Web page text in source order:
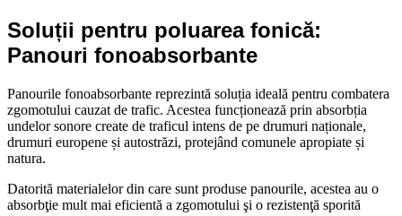
Soluții pentru poluarea fonică:
Panouri fonoabsorbante
Panourile fonoabsorbante reprezintă soluția ideală pentru combatera
zgomotului cauzat de trafic. Acestea funcționează prin absorbția
undelor sonore create de traficul intens de pe drumuri naționale,
drumuri europene și autostrăzi, protejând comunele apropiate și
natura.
Datorită materialelor din care sunt produse panourile, acestea au o
absorbţie mult mai eficientă a zgomotului şi o rezistenţă sporită